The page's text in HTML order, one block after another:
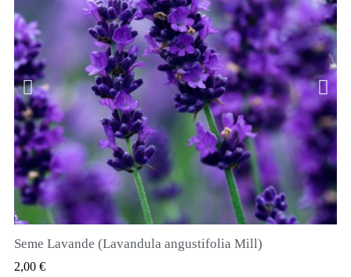
QUICK VIEW
Seme Lavande (Lavandula angustifolia Mill)
2,00 €